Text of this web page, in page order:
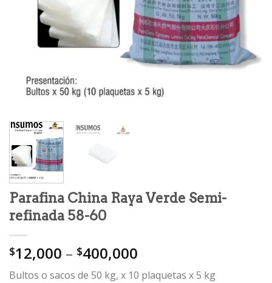
Parafina China Raya Verde Semi-
refinada 58-60
$12,000 – $400,000
Bultos o sacos de 50 kg, x 10 plaquetas x 5 kg